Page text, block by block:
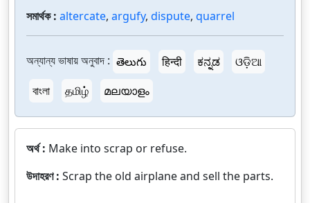
সমার্থক : altercate, argufy, dispute, quarrel
অন্যান্য ভাষায় অনুবাদ : తెలుగు हिन्दी ಕನ್ನಡ
ଓଡ଼ିଆ
বাংলা
தமிழ் മലയാളം
অর্থ : Make into scrap or refuse.
উদাহরণ : Scrap the old airplane and sell the parts.